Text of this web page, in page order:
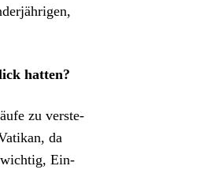
hat­ten?
zu ver­ste­
da
wichtig, Ein­